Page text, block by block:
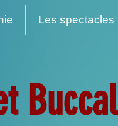
Les spectacles
Buccal